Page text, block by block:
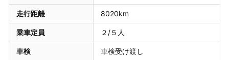
走行距離 8020km
乗車定員 ２/５人
車検 車検受け渡し